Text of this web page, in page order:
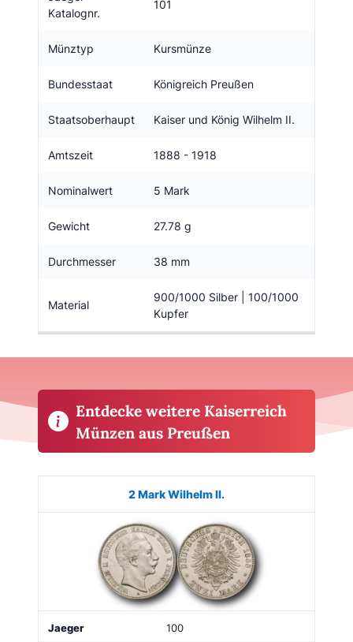
Katalognr.
101
Münztyp Kursmünze
Bundesstaat Königreich Preußen
Staatsoberhaupt Kaiser und König Wilhelm II.
Amtszeit 1888 - 1918
Nominalwert 5 Mark
Gewicht 27.78 g
Durchmesser 38 mm
Material
900/1000 Silber | 100/1000
Kupfer
Entdecke weitere Kaiserreich
Münzen aus Preußen
Jaeger Regierungszeit
2 Mark Wilhelm II.
100